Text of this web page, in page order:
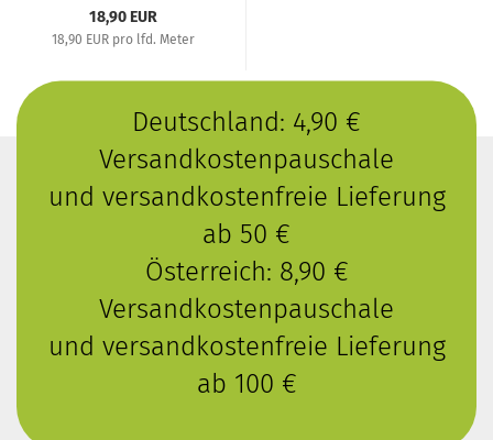
18,90 EUR
18,90 EUR pro lfd. Meter
Deutschland: 4,90 €
Versandkostenpauschale
und versandkostenfreie Lieferung
ab 50 €
Österreich: 8,90 €
Versandkostenpauschale
und versandkostenfreie Lieferung
ab 100 €